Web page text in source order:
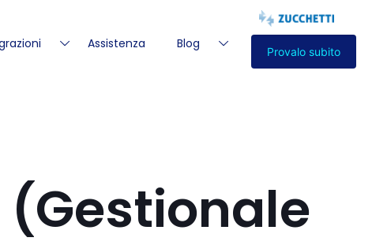
Assistenza Blog Provalo subito
(Gestionale